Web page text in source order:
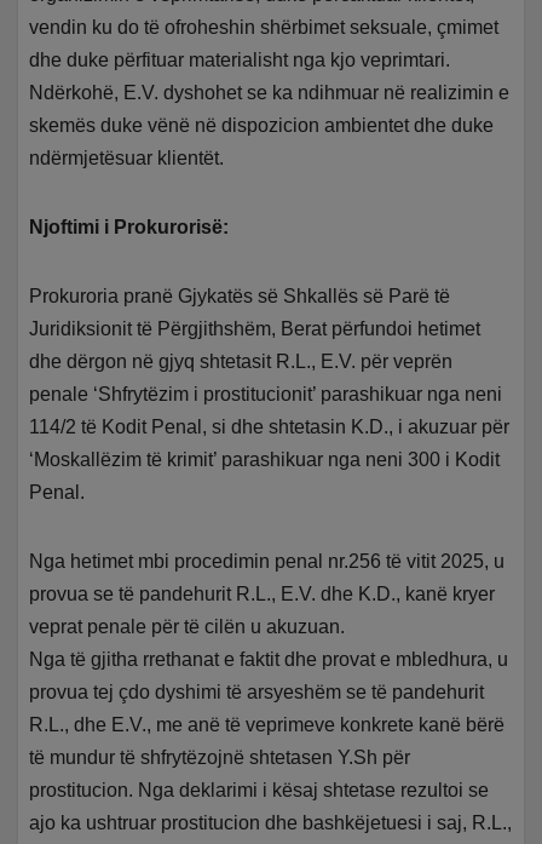
vendin ku do të ofroheshin shërbimet seksuale, çmimet
dhe duke përfituar materialisht nga kjo veprimtari.
Ndërkohë, E.V. dyshohet se ka ndihmuar në realizimin e
skemës duke vënë në dispozicion ambientet dhe duke
ndërmjetësuar klientët.
Njoftimi i Prokurorisë:
Prokuroria pranë Gjykatës së Shkallës së Parë të
Juridiksionit të Përgjithshëm, Berat përfundoi hetimet
dhe dërgon në gjyq shtetasit R.L., E.V. për veprën
penale ‘Shfrytëzim i prostitucionit’ parashikuar nga neni
114/2 të Kodit Penal, si dhe shtetasin K.D., i akuzuar për
‘Moskallëzim të krimit’ parashikuar nga neni 300 i Kodit
Penal.
Nga hetimet mbi procedimin penal nr.256 të vitit 2025, u
provua se të pandehurit R.L., E.V. dhe K.D., kanë kryer
veprat penale për të cilën u akuzuan.
Nga të gjitha rrethanat e faktit dhe provat e mbledhura, u
provua tej çdo dyshimi të arsyeshëm se të pandehurit
R.L., dhe E.V., me anë të veprimeve konkrete kanë bërë
të mundur të shfrytëzojnë shtetasen Y.Sh për
prostitucion. Nga deklarimi i kësaj shtetase rezultoi se
ajo ka ushtruar prostitucion dhe bashkëjetuesi i saj, R.L.,